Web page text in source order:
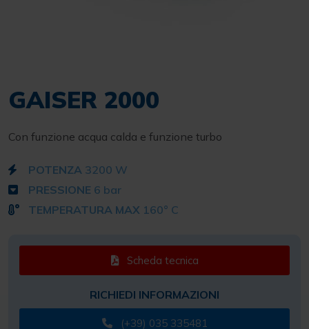
GAISER 2000
Con funzione acqua calda e funzione turbo
POTENZA 3200 W
PRESSIONE 6 bar
TEMPERATURA MAX 160° C
Scheda tecnica
RICHIEDI INFORMAZIONI
(+39) 035 335481